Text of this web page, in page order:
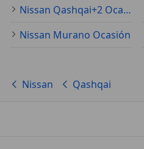
Nissan Qashqai+2 Ocasión
Nissan Murano Ocasión
Nissan Qashqai